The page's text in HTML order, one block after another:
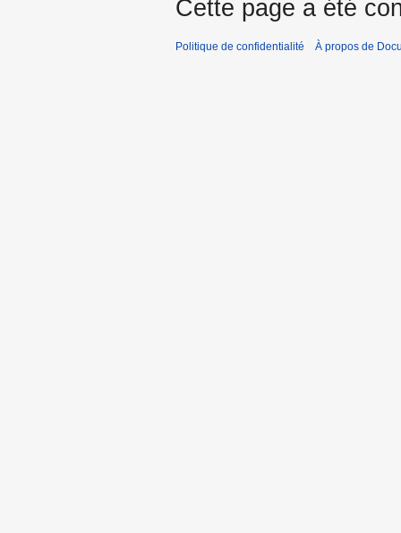
Cette page a été
Politique de confidentialité À propos de